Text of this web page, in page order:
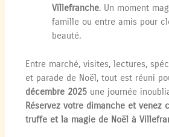
Villefranche. Un moment
famille ou entre amis pour
beauté.
Entre marché, visites, lectures,
et parade de Noël, tout est réuni
décembre 2025 une journée
Réservez votre dimanche et venez
truffe et la magie de Noël à